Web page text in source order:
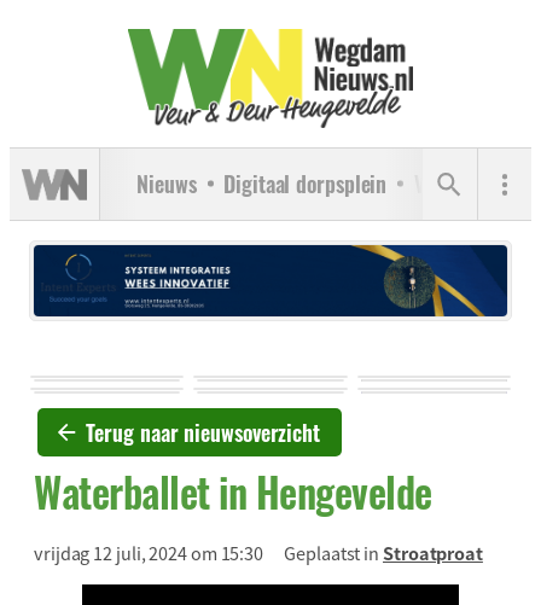
Nieuws Digitaal dorpsplein Verenigingen
Terug naar nieuwsoverzicht
Waterballet in Hengevelde
vrijdag 12 juli, 2024 om 15:30 Geplaatst inStroatproat